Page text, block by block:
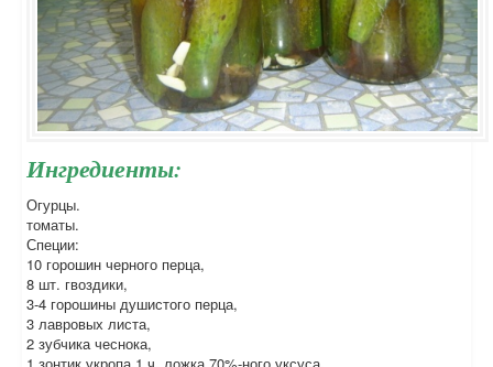
Ингредиенты:
Огурцы.
томаты.
Специи:
10 горошин черного перца,
8 шт. гвоздики,
3-4 горошины душистого перца,
3 лавровых листа,
2 зубчика чеснока,